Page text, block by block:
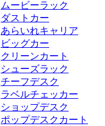
ムービーラック
ダストカー
あらいれキャリア
ビッグカー
クリーンカート
シューズラック
チーフデスク
ラベルチェッカー
ショップデスク
ポップデスクカート